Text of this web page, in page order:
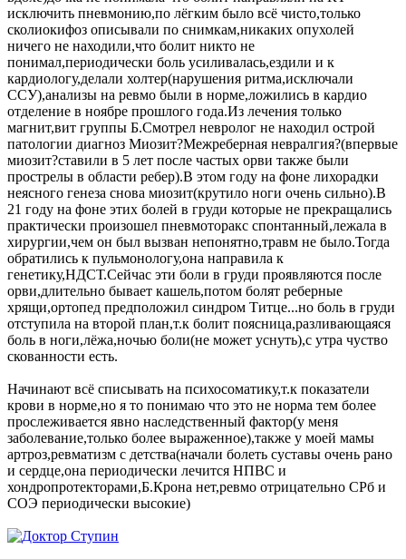
исключить пневмонию,по лёгким было всё чисто,только
сколиокифоз описывали по снимкам,никаких опухолей
ничего не находили,что болит никто не
понимал,периодически боль усиливалась,ездили и к
кардиологу,делали холтер(нарушения ритма,исключали
ССУ),анализы на ревмо были в норме,ложились в кардио
отделение в ноябре прошлого года.Из лечения только
магнит,вит группы Б.Смотрел невролог не находил острой
патологии диагноз Миозит?Межреберная невралгия?(впервые
миозит?ставили в 5 лет после частых орви также были
прострелы в области ребер).В этом году на фоне лихорадки
неясного генеза снова миозит(крутило ноги очень сильно).В
21 году на фоне этих болей в груди которые не прекращались
практически произошел пневмоторакс спонтанный,лежала в
хирургии,чем он был вызван непонятно,травм не было.Тогда
обратились к пульмонологу,она направила к
генетику,НДСТ.Сейчас эти боли в груди проявляются после
орви,длительно бывает кашель,потом болят реберные
хрящи,ортопед предположил синдром Титце...но боль в груди
отступила на второй план,т.к болит поясница,разливающаяся
боль в ноги,лёжа,ночью боли(не может уснуть),с утра чуство
скованности есть.
Начинают всё списывать на психосоматику,т.к показатели
крови в норме,но я то понимаю что это не норма тем более
прослеживается явно наследственный фактор(у меня
заболевание,только более выраженное),также у моей мамы
артроз,ревматизм с детства(начали болеть суставы очень рано
и сердце,она периодически лечится НПВС и
хондропротекторами,Б.Крона нет,ревмо отрицательно СРб и
СОЭ периодически высокие)